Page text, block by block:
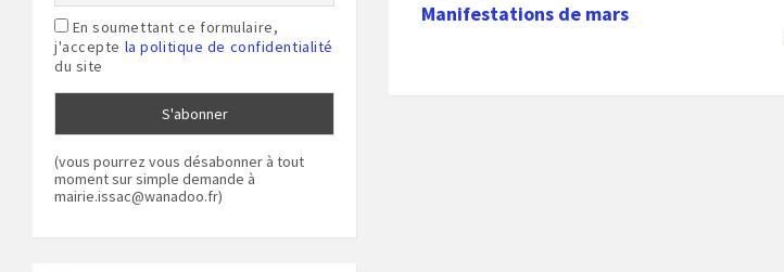
Manifestations de mars
En soumettant ce formulaire,
j'accepte la politique de confidentialité
du site
(vous pourrez vous désabonner à tout
moment sur simple demande à
mairie.issac@wanadoo.fr)